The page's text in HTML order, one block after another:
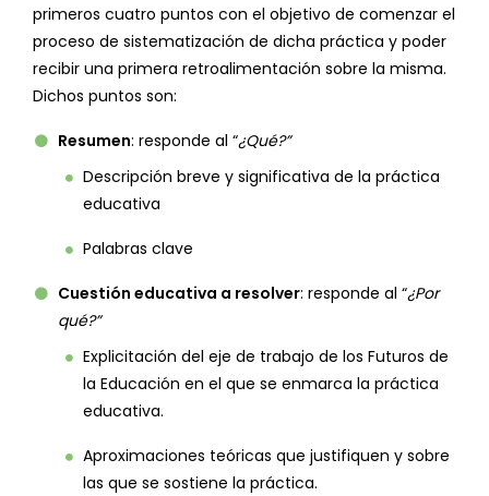
primeros cuatro puntos con el objetivo de comenzar el
proceso de sistematización de dicha práctica y poder
recibir una primera retroalimentación sobre la misma.
Dichos puntos son:
Resumen: responde al “¿Qué?”
Descripción breve y significativa de la práctica
educativa
Palabras clave
Cuestión educativa a resolver: responde al “¿Por
qué?”
Explicitación del eje de trabajo de los Futuros de
la Educación en el que se enmarca la práctica
educativa.
Aproximaciones teóricas que justifiquen y sobre
las que se sostiene la práctica.